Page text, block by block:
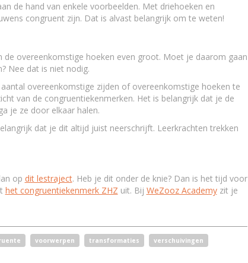
de hand van enkele voorbeelden. Met driehoeken en
congruent zijn. Dat is alvast belangrijk om te weten!
overeenkomstige hoeken even groot. Moet je daarom gaan
Nee dat is niet nodig.
overeenkomstige zijden of overeenkomstige hoeken te
van de congruentiekenmerken. Het is belangrijk dat je de
je ze door elkaar halen.
dat je dit altijd juist neerschrijft. Leerkrachten trekken
op dit lestraject. Heb je dit onder de knie? Dan is het tijd voor
het congruentiekenmerk ZHZ uit. Bij WeZooz Academyzit je
voorwerpen transformaties
verschuivingen